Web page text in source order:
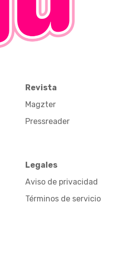
Revista
Magzter
Pressreader
Legales
Aviso de privacidad
Términos de servicio